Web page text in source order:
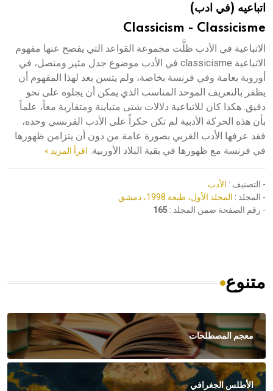
هيئة الموسوعة العربية تطلق موسوعات جديدة في عام 2026اتباعيه (في ادب)
Classicism - Classicisme
الاتباعية في الأدب ظلَّت مجموعة القواعد التي يفصح عنها مفهوم
الاتباعية classicisme في الأدب موضوع جدل مثير ومتصل، في
أوروبة بعامة وفي فرنسة بخاصة، ولم يتسن بعد لهذا المفهوم أن
يظفر بالتعريف الموحد المناسب الذي يمكن أن يجلوه على نحو
دقيق. هكذا كان للاتباعية دلالات شتى متباينة ومتقاربة معاً، علماً
بأن هذه الحركة الأدبية لم تكن حكراً على الأدب الفرنسي وحده،
فقد عرفها الأدب الغربي بصورة عامة من دون أن يتزامن ظهورها
في فرنسة مع ظهورها في بقية البلاد الأوربية. اقرأ المزيد »
- التصنيف : الأدب
- المجلد : المجلد الأول، طبعة 1998، دمشق
- رقم الصفحة ضمن المجلد : 165
متنوع
معجم المصطلحات
الأطلس الجغرافي